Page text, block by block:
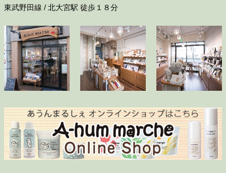
個人情報の安全対策
キュリティに万全の対策を講じています。
ご本人の照会
お客さまがご本人の個人情報の照会・修正・削除などを
ご希望される場合には、ご本人であることを確認の上、
対応させていただきます。
当社は、保有する個人情報に関して適用される日本の法
令、その他規範を遵守するとともに、本ポリシーの内容
を適宜見直し、その改善に努めます。
【お問い合わせ】
東武野田線 / 北大宮駅 徒歩１８分